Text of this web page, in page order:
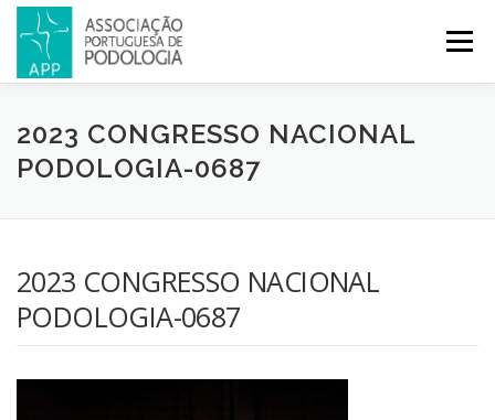
Menu
APP PODOLOGIA LICENCIATURA EM PODOLOGIA
CONGRESSOS REVISTA CONTACTOS
2023 CONGRESSO NACIONAL
PODOLOGIA-0687
2023 CONGRESSO NACIONAL
PODOLOGIA-0687